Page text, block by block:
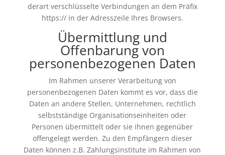
derart verschlüsselte Verbindungen an dem Präfix
https:// in der Adresszeile Ihres Browsers.
Übermittlung und
Offenbarung von
personenbezogenen Daten
Im Rahmen unserer Verarbeitung von
personenbezogenen Daten kommt es vor, dass die
Daten an andere Stellen, Unternehmen, rechtlich
selbstständige Organisationseinheiten oder
Personen übermittelt oder sie ihnen gegenüber
offengelegt werden. Zu den Empfängern dieser
Daten können z.B. Zahlungsinstitute im Rahmen von